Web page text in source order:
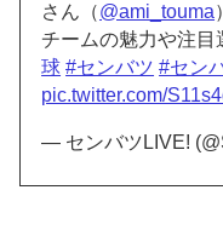
さん（@ami_touma
チームの魅力や注目
球 #センバツ #セン
pic.twitter.com/
— センバツLIVE!